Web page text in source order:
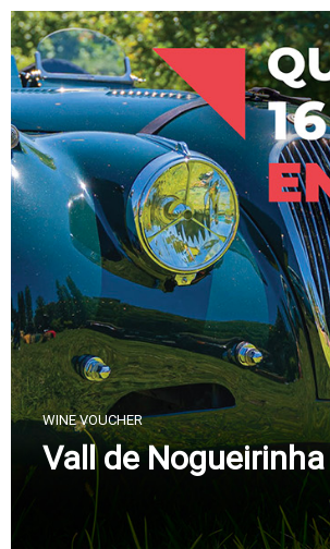
Skip
to
content
WINE VOUCHER
Vall de Nogueirinha